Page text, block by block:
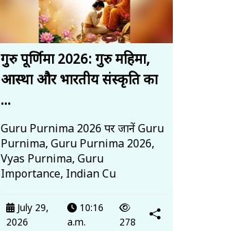
गुरु पूर्णिमा 2026: गुरु महिमा,
आस्था और भारतीय संस्कृति का
...
Guru Purnima 2026 पर जानें Guru
Purnima, Guru Purnima 2026,
Vyas Purnima, Guru
Importance, Indian Cu
July 29,
2026
10:16
a.m.
278